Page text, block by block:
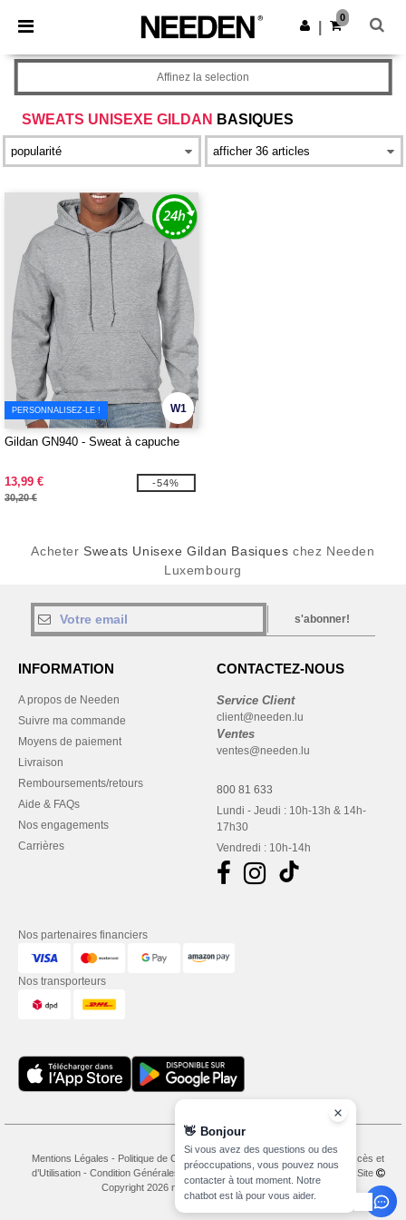
× Appli Needen
Meilleurs prix sur l’app !
Obtenir l'appli
0
SWEATS UNISEXE GILDAN BASIQUES
Affinez la selection
W1
PERSONNALISEZ-LE !
Gildan GN940 - Sweat à capuche
13,99 €
30,20 €
-54%
Acheter Sweats Unisexe Gildan Basiques chez Needen
Luxembourg
s'abonner!
INFORMATION
A propos de Needen
Suivre ma commande
Moyens de paiement
Livraison
Remboursements/retours
Aide & FAQs
Nos engagements
Carrières
CONTACTEZ-NOUS
Service Client
client@needen.lu
Ventes
ventes@needen.lu
800 81 633
Lundi - Jeudi : 10h-13h & 14h-
17h30
Vendredi : 10h-14h
Nos partenaires financiers
Nos transporteurs
Mentions Légales - Politique de Confidentialité
Conditions Générales d’Accès et
d’Utilisation- Condition Générales d'Achat - Politique de Cookies
Plan du Site
Copyright 2026 needen.lu - Tous droits réservés
👋 Bonjour
Si vous avez des questions ou des
préoccupations, vous pouvez nous
contacter à tout moment. Notre
chatbot est là pour vous aider.